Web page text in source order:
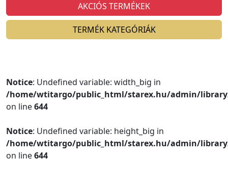
AKCIÓS TERMÉKEK
TERMÉK KATEGÓRIÁK
Notice: Undefined variable: width_big in
/home/wtitargo/public_html/starex.hu/admin/
on line644
Notice: Undefined variable: height_big in
/home/wtitargo/public_html/starex.hu/admin/
on line644